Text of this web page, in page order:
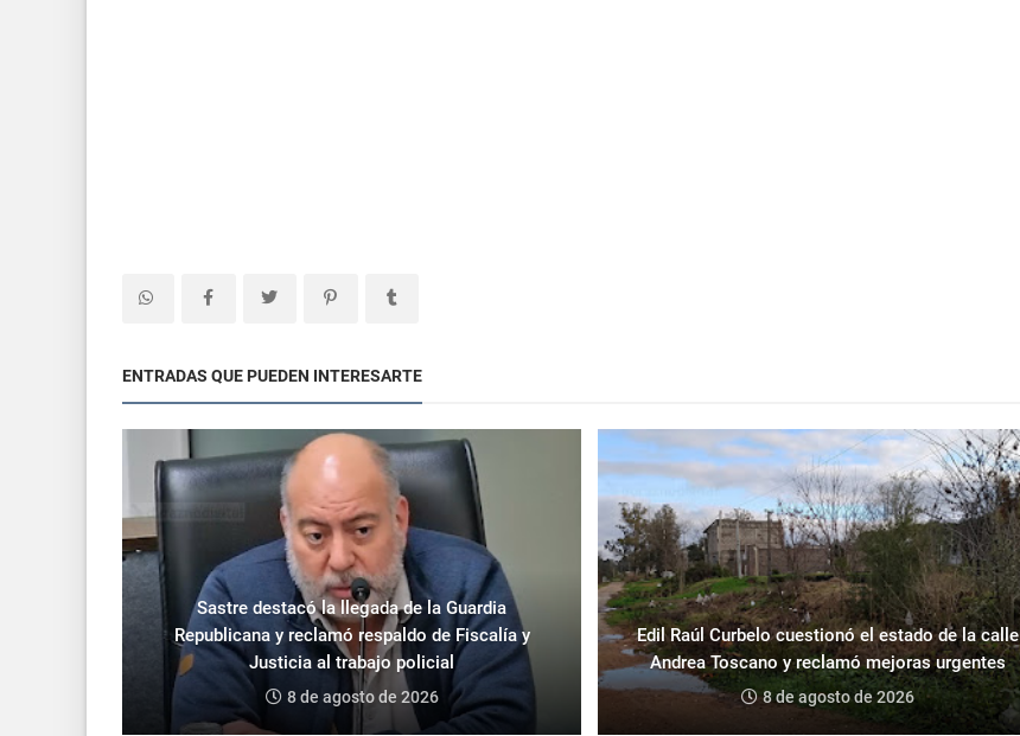
ENTRADAS QUE PUEDEN INTERESARTE
Sastre destacó la llegada de la Guardia
Republicana y reclamó respaldo de Fiscalía y
Justicia al trabajo policial
8 de agosto de 2026
Edil Raúl Curbelo cuestionó el estado de la calle
Andrea Toscano y reclamó mejoras urgentes
8 de agosto de 2026